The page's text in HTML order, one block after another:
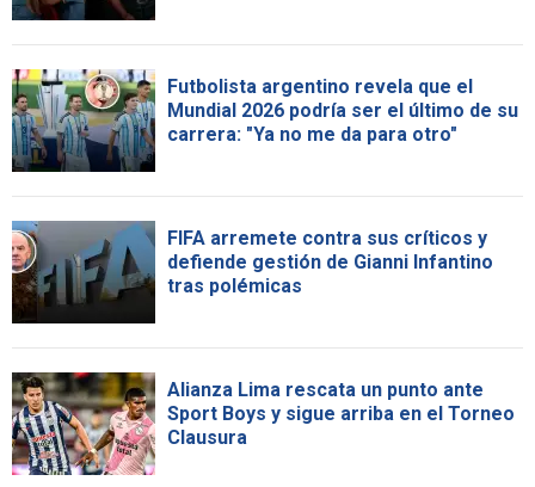
Futbolista argentino revela que el
Mundial 2026 podría ser el último de su
carrera: "Ya no me da para otro"
FIFA arremete contra sus críticos y
defiende gestión de Gianni Infantino
tras polémicas
Alianza Lima rescata un punto ante
Sport Boys y sigue arriba en el Torneo
Clausura